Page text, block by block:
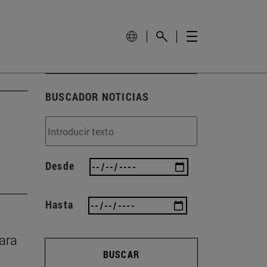
BUSCADOR NOTICIAS
Desde
Hasta
BUSCAR